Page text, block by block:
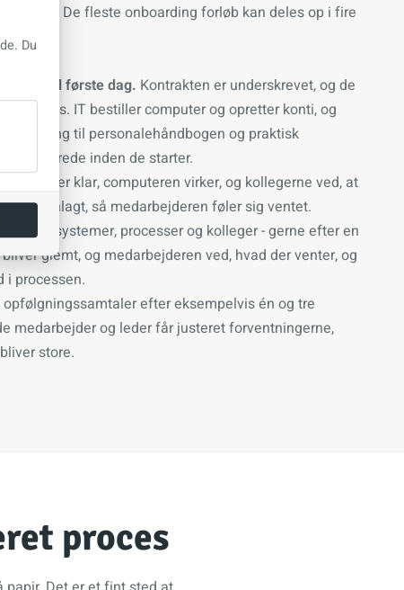
landet. De fleste onboarding forløb kan deles op i fire
til første dag. Kontrakten er underskrevet, og de
indsamles. IT bestiller computer og opretter konti, og
får adgang til personalehåndbogen og praktisk
allerede inden de starter.
ligger klar, computeren virker, og kollegerne ved, at
er planlagt, så medarbejderen føler sig ventet.
til systemer, processer og kolleger - gerne efter en
glemt, og medarbejderen ved, hvad der venter, og
i processen.
efter eksempelvis én og tre
medarbejder og leder får justeret forventningerne,
store.
proces
Du